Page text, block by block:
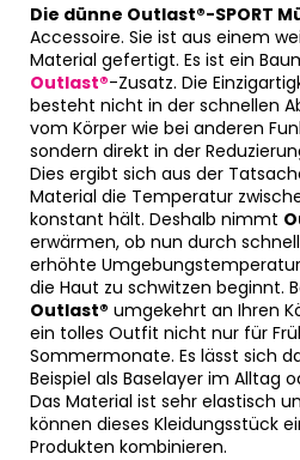
Die dünne Outlast®-SPORT
Accessoire. Sie ist aus einem
Material gefertigt. Es ist ein
Outlast®-Zusatz. Die
besteht nicht in der schnellen
vom Körper wie bei anderen
sondern direkt in der
Dies ergibt sich aus der
Material die Temperatur
konstant hält. Deshalb nimmt
erwärmen, ob nun durch
erhöhte
die Haut zu schwitzen beginnt.
Outlast® umgekehrt an Ihren
ein tolles Outfit nicht nur für
Sommermonate. Es lässt sich
Beispiel als Baselayer im Alltag
Das Material ist sehr elastisch
können dieses Kleidungsstück
Produkten kombinieren.